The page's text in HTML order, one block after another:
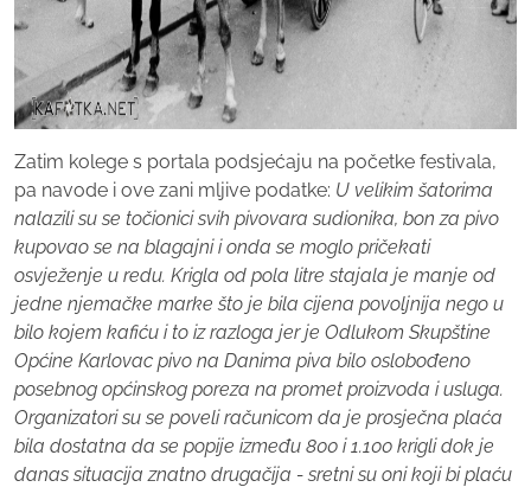
Zatim kolege s portala podsjećaju na početke festivala,
pa navode i ove zani mljive podatke: U velikim šatorima
nalazili su se točionici svih pivovara sudionika, bon za pivo
kupovao se na blagajni i onda se moglo pričekati
osvježenje u redu. Krigla od pola litre stajala je manje od
jedne njemačke marke što je bila cijena povoljnija nego u
bilo kojem kafiću i to iz razloga jer je Odlukom Skupštine
Općine Karlovac pivo na Danima piva bilo oslobođeno
posebnog općinskog poreza na promet proizvoda i usluga.
Organizatori su se poveli računicom da je prosječna plaća
bila dostatna da se popije između 800 i 1.100 krigli dok je
danas situacija znatno drugačija - sretni su oni koji bi plaću